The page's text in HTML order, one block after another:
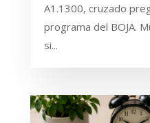
A1.1300, cruzado
programa del BOJA.
si...